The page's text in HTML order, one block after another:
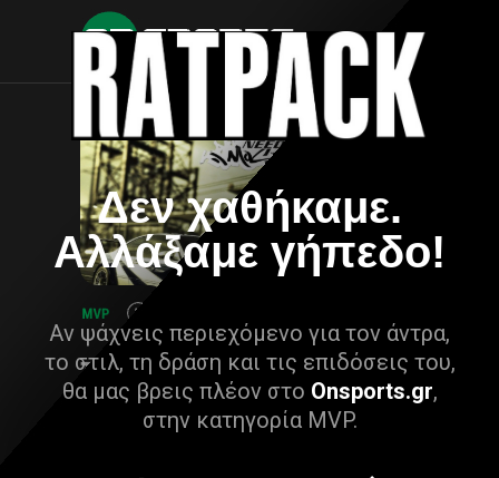
Δεν χαθήκαμε.
Αλλάξαμε γήπεδο!
Αν ψάχνεις περιεχόμενο για τον άντρα,
το στιλ, τη δράση και τις επιδόσεις του,
θα μας βρεις πλέον στο Onsports.gr,
στην κατηγορία MVP.